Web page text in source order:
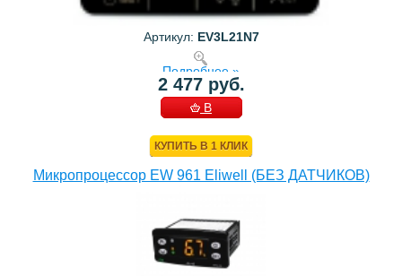
Артикул: EV3L21N7
Подробнее »
2 477 руб.
В
КУПИТЬ В 1 КЛИК
Микропроцессор EW 961 Eliwell (БЕЗ ДАТЧИКОВ)